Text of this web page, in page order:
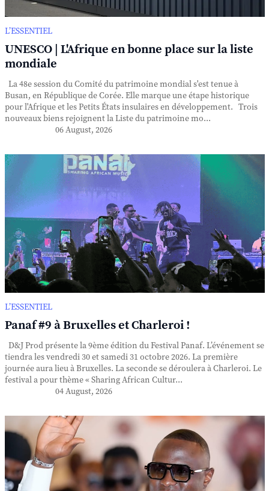
L’ESSENTIEL
UNESCO | L'Afrique en bonne place sur la liste
mondiale
La 48e session du Comité du patrimoine mondial s'est tenue à
Busan, en République de Corée. Elle marque une étape historique
pour l'Afrique et les Petits États insulaires en développement. Trois
nouveaux biens rejoignent la Liste du patrimoine mo...
06 August, 2026
L’ESSENTIEL
Panaf #9 à Bruxelles et Charleroi !
D&J Prod présente la 9ème édition du Festival Panaf. L’événement se
tiendra les vendredi 30 et samedi 31 octobre 2026. La première
journée aura lieu à Bruxelles. La seconde se déroulera à Charleroi. Le
festival a pour thème « Sharing African Cultur...
04 August, 2026